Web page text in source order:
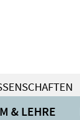
& LEHRE